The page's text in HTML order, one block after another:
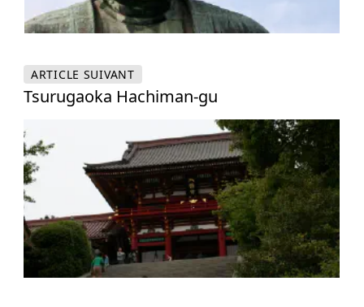
ARTICLE SUIVANT
Tsurugaoka Hachiman-gu